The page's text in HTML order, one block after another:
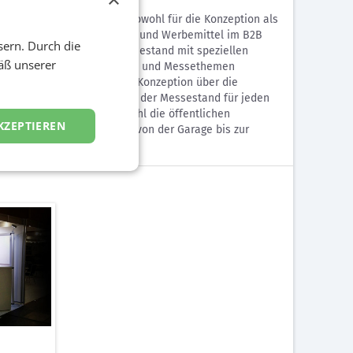
Kunden zeichneten wir sowohl für die Konzeption als
sämtlicher Drucksorten und Werbemittel im B2B
ebenso einen neuen Messestand mit speziellen
(zwischen 12 und 20 qm) und Messethemen
aus einer Hand. Von der Konzeption über die
Online-Tool kann der Messestand für jeden
Geschäftsgebäude – sowohl die öffentlichen
Gebäudeleitsystem, von der Garage bis zur
Durch die
unserer